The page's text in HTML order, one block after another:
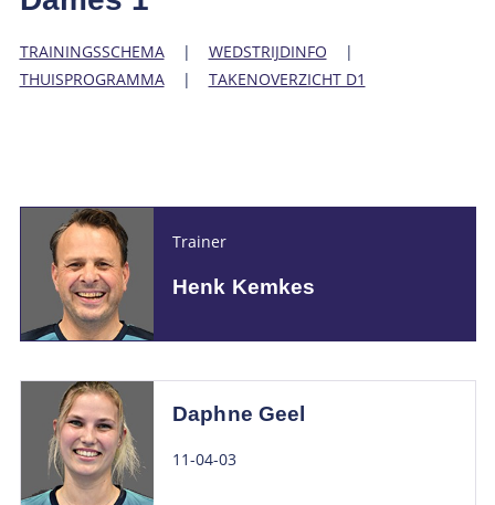
TRAININGSSCHEMA| WEDSTRIJDINFO |
THUISPROGRAMMA| TAKENOVERZICHT D1
Daphne Geel
11-04-03
Trainer
Henk Kemkes